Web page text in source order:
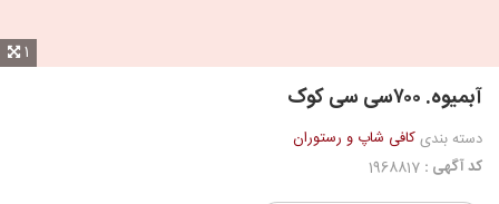
1
آبمیوه. ۷۰۰سی سی کوک
دسته بندیکافی شاپ و رستوران
کد آگهی :